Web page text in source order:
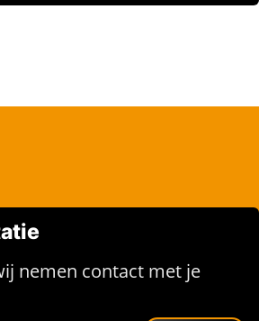
nemen contact met je